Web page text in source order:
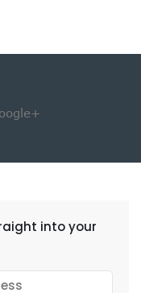
into your